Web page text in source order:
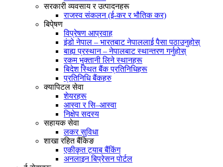
सरकारी व्यवसाय र उत्पादनहरू
राजस्व संकलन (ई-कर र भौतिक कर)
बिपे्षण
विप्रेषण आप्रवाह
इंडो नेपाल – भारतबाट नेपाललाई पैसा पठाउनुहोस्
बाह्य प्रस्थान – नेपालबाट स्थान्तरण गर्नुहोस्
रकम भुक्तानी लिने स्थानहरू
बिदेश स्थित बैंक प्रतिनिधिहरू
प्रतिनिधि बैंकहरु
क्यापिटल सेवा
शेयरहरू
आस्वा र सि–आस्वा
निक्षेप सदस्य
सहायक सेवा
लकर सुविधा
शाखा रहित बैंकिङ
एकीकृत ट्याब बैंकिंग
अनलाइन बिप्रेसन पोर्टल